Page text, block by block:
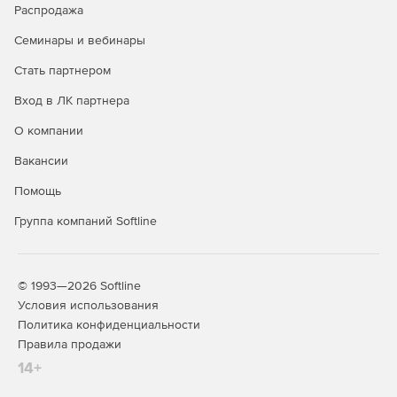
WhatsApp, признана экстремистской, ее деятельность на
территории РФ запрещена
Распродажа
Семинары и вебинары
Стать партнером
Вход в ЛК партнера
О компании
Вакансии
Помощь
Группа компаний Softline
© 1993—2026 Softline
Условия использования
Политика конфиденциальности
Правила продажи
14+